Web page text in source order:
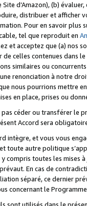
Site d’Amazon), (b)
distribuer et afficher
Pour en savoir plus
tel que reproduit en
et acceptez que (a) nos
celles contenues dans
similaires ou
renonciation à notre
nous pourrions mettre
en place, prises ou
pas céder ou transférer le
Accord sera
intègre, et vous vous
toute autre politique
y compris toutes les mises
En cas de
séparé, ce dernier
concernant le